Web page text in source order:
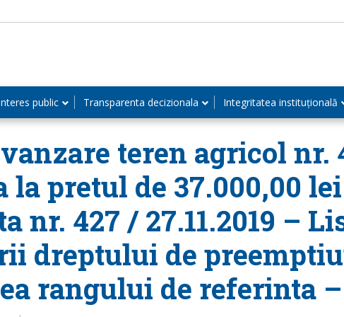
public Transparenta decizionala Integritatea instituțională
teren agricol nr.
la pretul de 37.000,00
nr. 427 / 27.11.2019 –
dreptului de
rangului de referinta –